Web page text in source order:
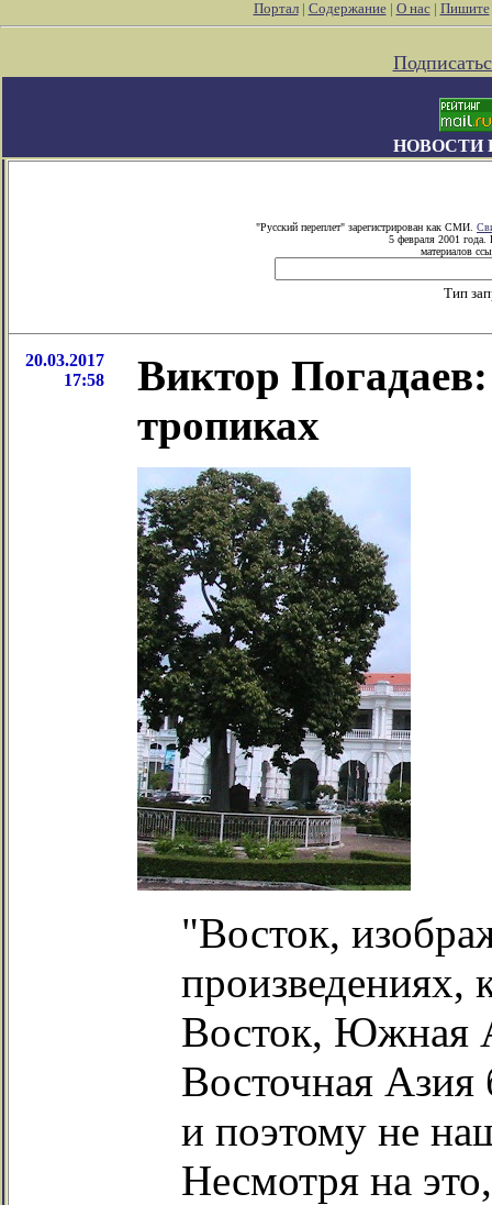
Портал| Содержание| О нас| Пишите
НОВОСТИ
"Русский переплет" зарегистрирован как СМИ.
5 февраля 2001 года.
материалов
Тип
20.03.2017
17:58
Виктор
тропиках
"Восток,
произведениях,
Восток, Южная
Восточная
и поэтому не
Несмотря на